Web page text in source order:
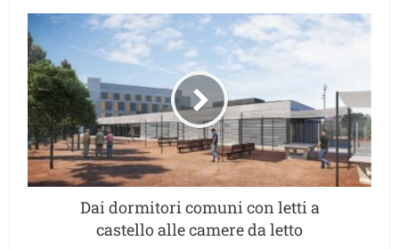
Dai dormitori comuni con letti a
castello alle camere da letto